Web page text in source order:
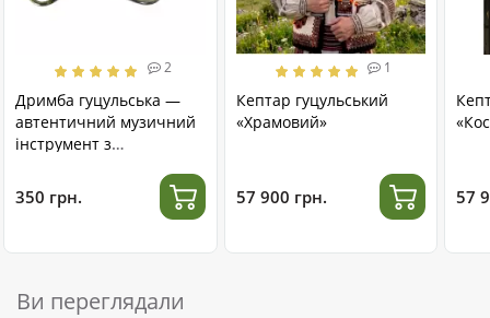
2
Дримба гуцульська —
автентичний музичний
інструмент з
350 грн.
1
Кептар гуцульський
«Храмовий»
57 900 грн. 57
Ви переглядали